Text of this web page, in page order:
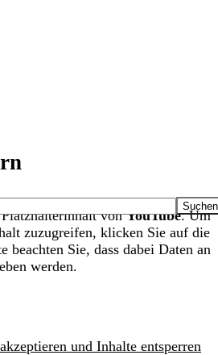
Platzhalterinhalt vonYouTube. Um
zuzugreifen, klicken Sie auf die
beachten Sie, dass dabei Daten an
werden.
und Inhalte entsperren